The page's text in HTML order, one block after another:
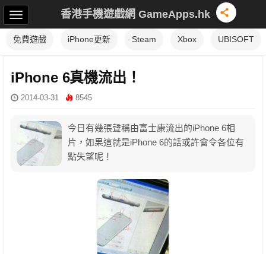
香港手機遊戲網 GameApps.hk
免費遊戲 iPhone更新 Steam Xbox UBISOFT
iPhone 6真機流出！
2014-03-31 8545
今日有幾張聲稱由富士康流出的iPhone 6相
片，如果這就是iPhone 6的話或許會令各位有
點失望呢！